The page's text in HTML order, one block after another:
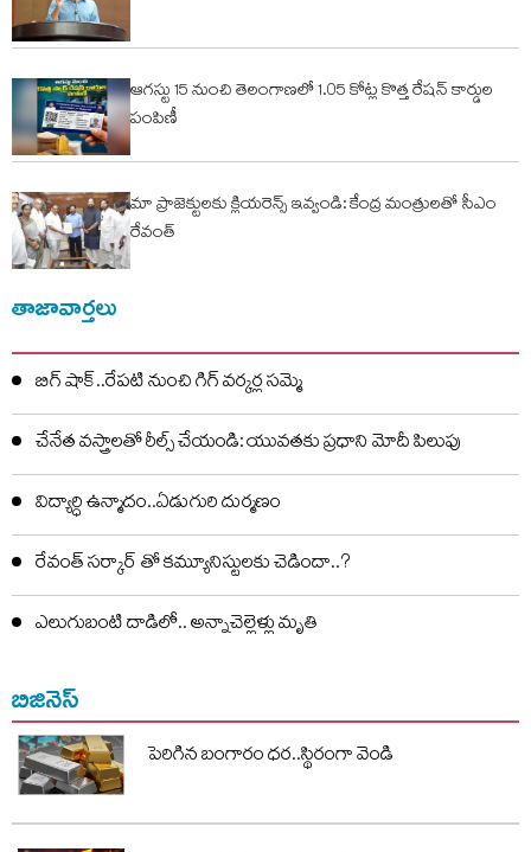
ఆగస్టు 15 నుంచి తెలంగాణలో 1.05 కోట్ల కొత్త రేషన్ కార్డుల
పంపిణీ
మా ప్రాజెక్టులకు క్లియరెన్స్ ఇవ్వండి: కేంద్ర మంత్రులతో సీఎం
రేవంత్
తాజావార్తలు
బిగ్ షాక్..రేపటి నుంచి గిగ్ వర్కర్ల సమ్మె
చేనేత వస్త్రాలతో రీల్స్ చేయండి: యువతకు ప్రధాని మోదీ పిలుపు
విద్యార్ధి ఉన్మాదం..ఏడుగురి దుర్మణం
రేవంత్ సర్కార్ తో కమ్యూనిస్టులకు చెడిందా..?
ఎలుగుబంటి దాడిలో.. అన్నాచెల్లెళ్లు మృతి
బిజినెస్
పెరిగిన బంగారం ధర..స్థిరంగా వెండి